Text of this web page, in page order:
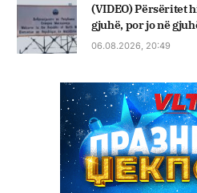
(VIDEO) Përsëritet
gjuhë, por jo në
06.08.2026, 20:49